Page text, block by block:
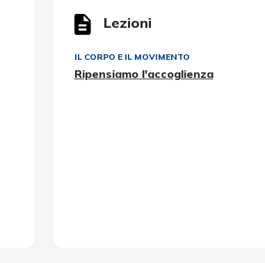
Lezioni
IL CORPO E IL MOVIMENTO
Ripensiamo l'accoglienza